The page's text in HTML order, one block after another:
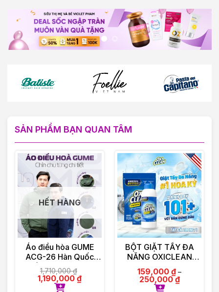
SẢN PHẨM BẠN QUAN TÂM
HẾT HÀNG
Áo điều hòa GUME
ACG-26 Hàn Quốc
Chống Tia UV – Bảo
Hành Chính Hãng 12
tháng
1,710,000₫
1,190,000 ₫
BỘT GIẶT TẨY ĐA
NĂNG OXICLEAN
MULTI – PURPOSE
STAIN REMOVER
159,000 ₫ –
250,000₫